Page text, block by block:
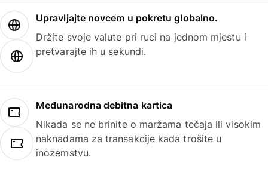
Upravljajte novcem u pokretu globalno.
Držite svoje valute pri ruci na jednom mjestu i
pretvarajte ih u sekundi.
Međunarodna debitna kartica
Nikada se ne brinite o maržama tečaja ili visokim
naknadama za transakcije kada trošite u
inozemstvu.